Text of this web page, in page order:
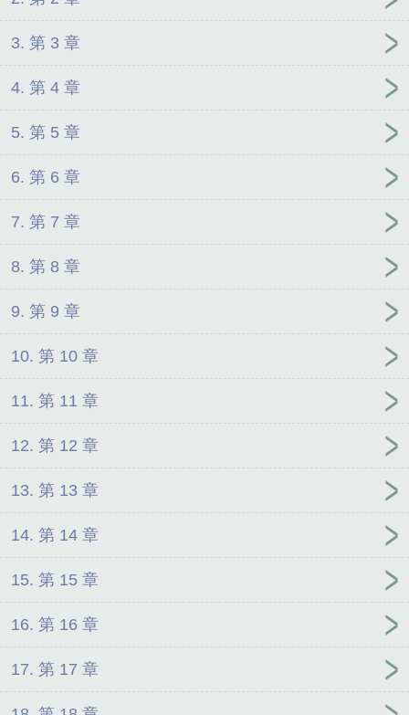
3. 第 3 章
4. 第 4 章
5. 第 5 章
6. 第 6 章
7. 第 7 章
8. 第 8 章
9. 第 9 章
10. 第 10 章
11. 第 11 章
12. 第 12 章
13. 第 13 章
14. 第 14 章
15. 第 15 章
16. 第 16 章
17. 第 17 章